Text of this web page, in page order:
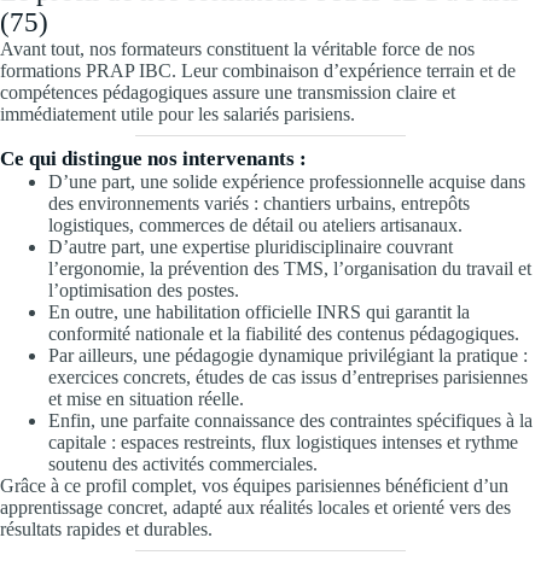
(75)
Avant tout, nos formateurs constituent la véritable force de nos
formations PRAP IBC. Leur combinaison d’expérience terrain et de
compétences pédagogiques assure une transmission claire et
immédiatement utile pour les salariés parisiens.
Ce qui distingue nos intervenants :
D’une part, une solide expérience professionnelle acquise dans
des environnements variés : chantiers urbains, entrepôts
logistiques, commerces de détail ou ateliers artisanaux.
D’autre part, une expertise pluridisciplinaire couvrant
l’ergonomie, la prévention des TMS, l’organisation du travail et
l’optimisation des postes.
En outre, une habilitation officielle INRS qui garantit la
conformité nationale et la fiabilité des contenus pédagogiques.
Par ailleurs, une pédagogie dynamique privilégiant la pratique :
exercices concrets, études de cas issus d’entreprises parisiennes
et mise en situation réelle.
Enfin, une parfaite connaissance des contraintes spécifiques à la
capitale : espaces restreints, flux logistiques intenses et rythme
soutenu des activités commerciales.
Grâce à ce profil complet, vos équipes parisiennes bénéficient d’un
apprentissage concret, adapté aux réalités locales et orienté vers des
résultats rapides et durables.